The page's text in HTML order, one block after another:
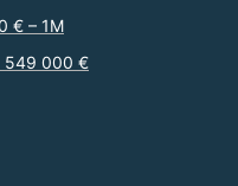
€ – 1M
549 000 €